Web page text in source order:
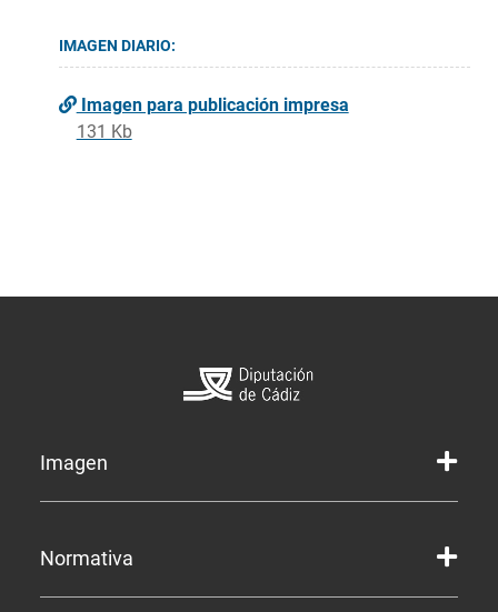
IMAGEN DIARIO:
Imagen para publicación impresa
131 Kb
Imagen
Normativa